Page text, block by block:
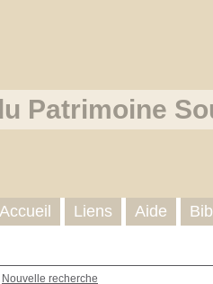
Patrimoine
Nouvelle recherche
Accueil Liens Aide